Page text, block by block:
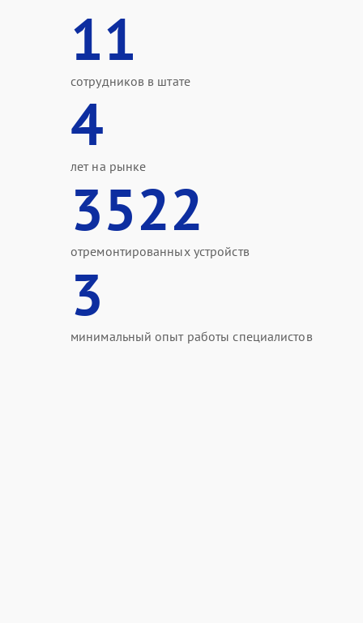
11
сотрудников в штате
4
лет на рынке
3522
отремонтированных устройств
3
минимальный опыт работы специалистов